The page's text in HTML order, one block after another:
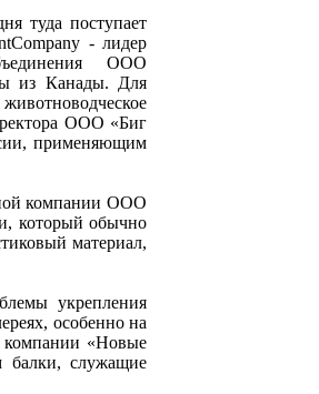
туда поступает
- лидер
ООО
из Канады. Для
ООО «Биг
применяющим
компании ООО
который обычно
материал,
укрепления
особенно на
компании «Новые
балки, служащие